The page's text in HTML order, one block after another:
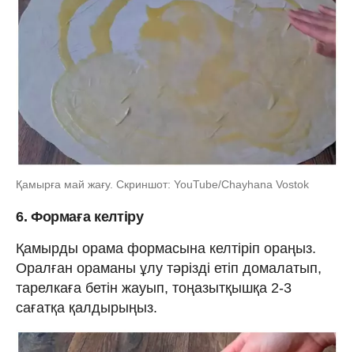
Қамырға май жағу. Скриншот: YouTube/Chayhana Vostok
6. Формаға келтіру
Қамырды орама формасына келтіріп ораңыз.
Оралған ораманы ұлу тәрізді етіп домалатып,
тарелкаға бетін жауып, тоңазытқышқа 2-3
сағатқа қалдырыңыз.